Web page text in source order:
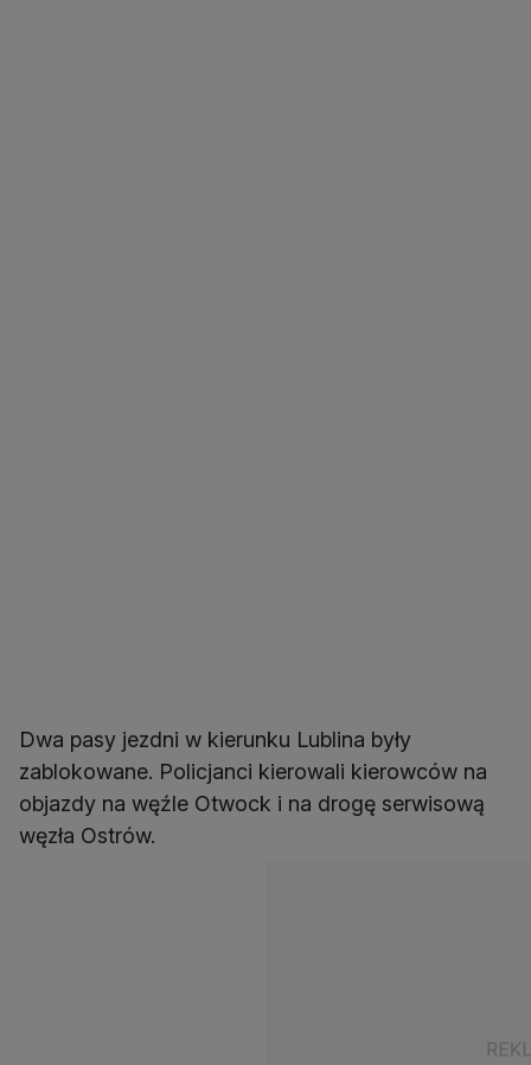
Dwa pasy jezdni w kierunku Lublina były
zablokowane. Policjanci kierowali kierowców na
objazdy na węźle Otwock i na drogę serwisową
węzła Ostrów.